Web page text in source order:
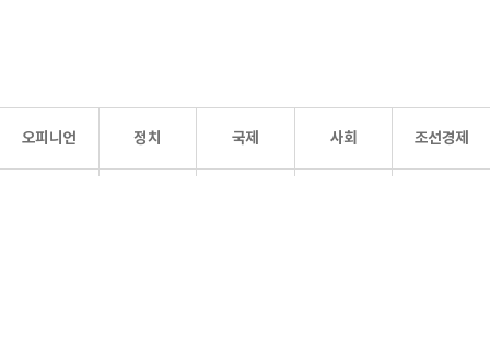
오피니언 정치 국제 사회 조선경제